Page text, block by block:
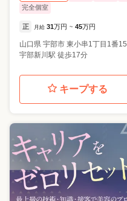
完全個室
正 月給 31万円 ~ 45万円
山口県 宇部市 東小串1丁目1番15
宇部新川駅 徒歩17分
キープする